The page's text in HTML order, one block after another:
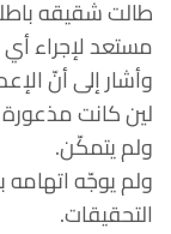
مستعد لإجراء
وأشار إلى أنّ
لين كانت مذعورة
ولم يتمكّن.
ولم يوجّه اتهامه
التحقيقات.